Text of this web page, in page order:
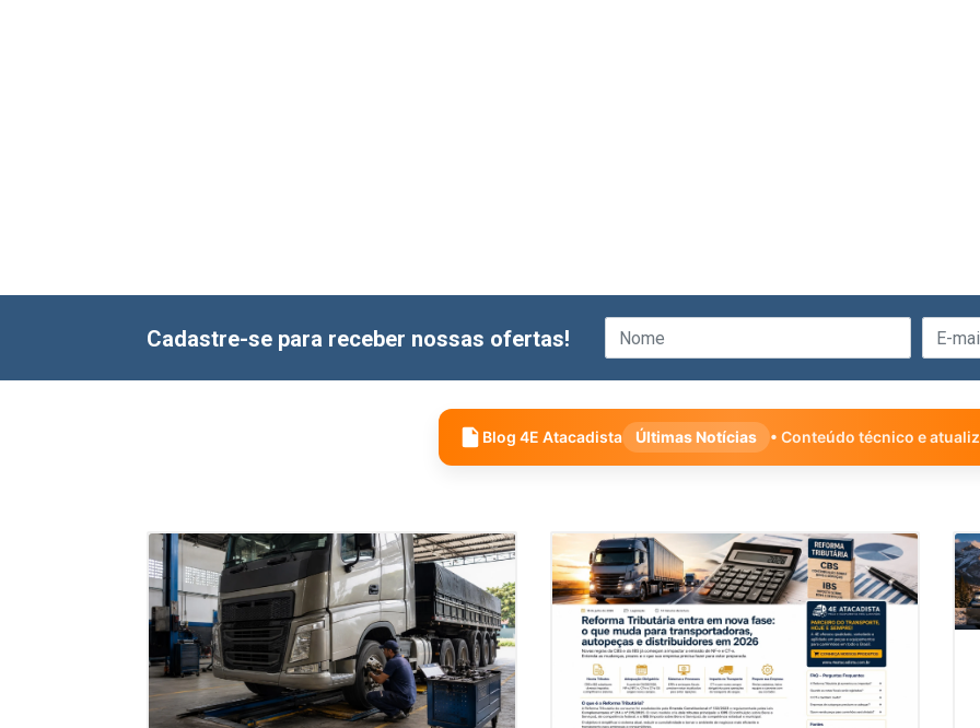
Cadastre-se para receber nossas ofertas!
Blog 4E Atacadista Últimas Notícias • Conteúdo técnico e